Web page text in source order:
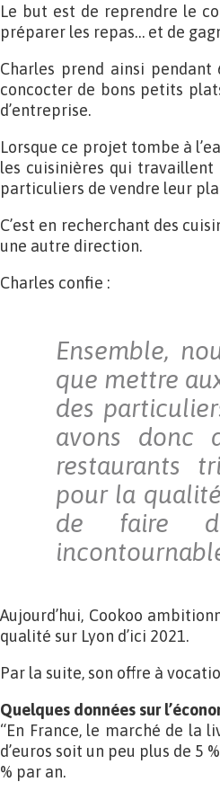
Le but est de reprendre le
préparer les repas… et de
Charles prend ainsi
concocter de bons petits
d’entreprise.
Lorsque ce projet tombe à
les cuisinières qui
particuliers de vendre leur
C’est en recherchant des
une autre direction.
Charles confie :
Ensemble,
que mettre
des
avons donc
restaurants
pour la
de faire
Aujourd’hui, Cookoo
qualité sur Lyon d’ici 2021.
Par la suite, son offre à
Quelques données sur
“En France, le marché de la
d’euros soit un peu plus de 5
% par an.